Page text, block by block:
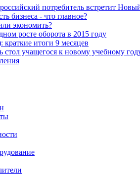
потребитель встретит
бизнеса - что главное?
экономить?
росте оборота в 2015 году
итоги 9 месяцев
стол учащегося к новому учебному